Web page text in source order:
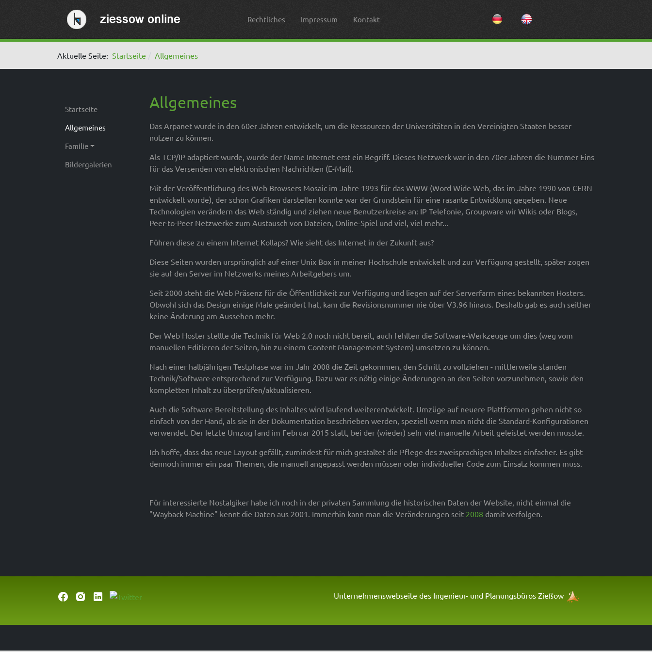
Rechtliches Impressum Kontakt Sprache auswählen
Aktuelle Seite: Startseite Allgemeines
Allgemeines
Das Arpanet wurde in den 60er Jahren entwickelt, um die Ressourcen der Universitäten in den Vereinigten Staaten besser
nutzen zu können.
Als TCP/IP adaptiert wurde, wurde der Name Internet erst ein Begriff. Dieses Netzwerk war in den 70er Jahren die Nummer Eins
für das Versenden von elektronischen Nachrichten (E-Mail).
Mit der Veröffentlichung des Web Browsers Mosaic im Jahre 1993 für das WWW (Word Wide Web, das im Jahre 1990 von CERN
entwickelt wurde), der schon Grafiken darstellen konnte war der Grundstein für eine rasante Entwicklung gegeben. Neue
Technologien verändern das Web ständig und ziehen neue Benutzerkreise an: IP Telefonie, Groupware wir Wikis oder Blogs,
Peer-to-Peer Netzwerke zum Austausch von Dateien, Online-Spiel und viel, viel mehr...
Führen diese zu einem Internet Kollaps? Wie sieht das Internet in der Zukunft aus?
Diese Seiten wurden ursprünglich auf einer Unix Box in meiner Hochschule entwickelt und zur Verfügung gestellt, später zogen
sie auf den Server im Netzwerks meines Arbeitgebers um.
Seit 2000 steht die Web Präsenz für die Öffentlichkeit zur Verfügung und liegen auf der Serverfarm eines bekannten Hosters.
Obwohl sich das Design einige Male geändert hat, kam die Revisionsnummer nie über V3.96 hinaus. Deshalb gab es auch seither
keine Änderung am Aussehen mehr.
Der Web Hoster stellte die Technik für Web 2.0 noch nicht bereit, auch fehlten die Software-Werkzeuge um dies (weg vom
manuellen Editieren der Seiten, hin zu einem Content Management System) umsetzen zu können.
Nach einer halbjährigen Testphase war im Jahr 2008 die Zeit gekommen, den Schritt zu vollziehen - mittlerweile standen
Technik/Software entsprechend zur Verfügung. Dazu war es nötig einige Änderungen an den Seiten vorzunehmen, sowie den
kompletten Inhalt zu überprüfen/aktualisieren.
Auch die Software Bereitstellung des Inhaltes wird laufend weiterentwickelt. Umzüge auf neuere Plattformen gehen nicht so
einfach von der Hand, als sie in der Dokumentation beschrieben werden, speziell wenn man nicht die Standard-Konfigurationen
verwendet. Der letzte Umzug fand im Februar 2015 statt, bei der (wieder) sehr viel manuelle Arbeit geleistet werden musste.
Ich hoffe, dass das neue Layout gefällt, zumindest für mich gestaltet die Pflege des zweisprachigen Inhaltes einfacher. Es gibt
dennoch immer ein paar Themen, die manuell angepasst werden müssen oder individueller Code zum Einsatz kommen muss.
Für interessierte Nostalgiker habe ich noch in der privaten Sammlung die historischen Daten der Website, nicht einmal die
"Wayback Machine" kennt die Daten aus 2001. Immerhin kann man die Veränderungen seit 2008 damit verfolgen.
Startseite
Allgemeines
Familie
Bildergalerien
Unternehmenswebseite des Ingenieur- und Planungsbüros Zießow